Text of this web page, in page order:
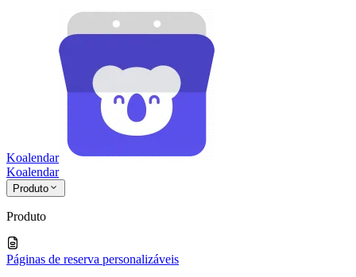
Koalendar
Koalendar
Produto
Produto
Páginas de reserva personalizáveis